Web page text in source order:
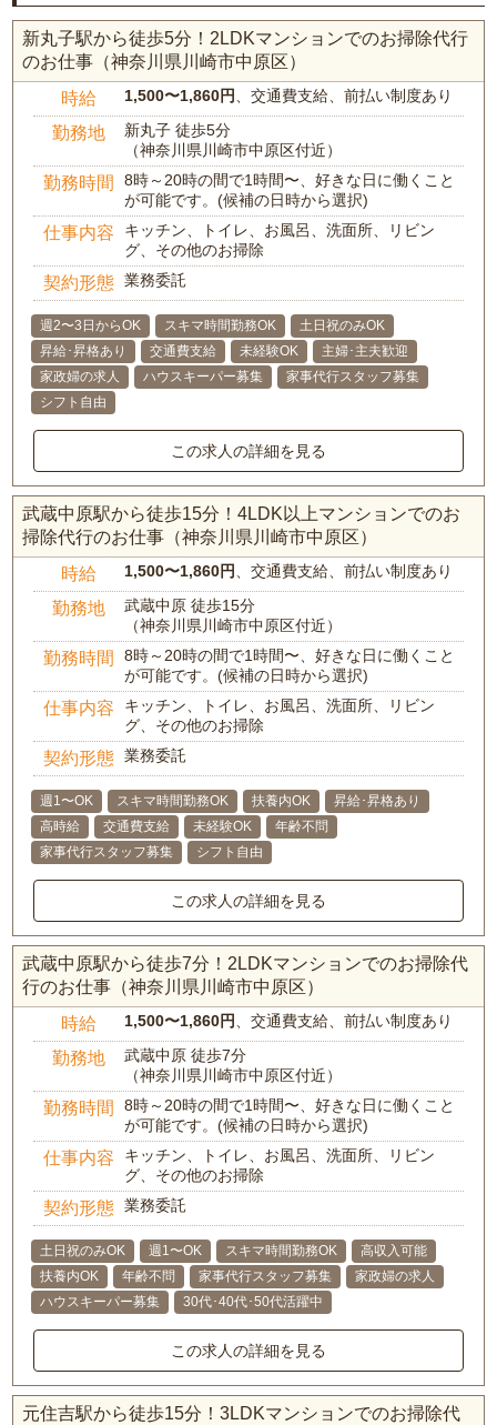
新丸子駅から徒歩5分！2LDKマンションでのお掃除代行
のお仕事（神奈川県川崎市中原区）
時給 1,500〜1,860円 、交通費支給、前払い制度あり
勤務地
新丸子 徒歩5分
（神奈川県川崎市中原区付近）
勤務時間
8時～20時の間で1時間〜、好きな日に働くこと
が可能です。(候補の日時から選択)
仕事内容
キッチン、トイレ、お風呂、洗面所、リビン
グ、その他のお掃除
契約形態 業務委託
週2〜3日からOK スキマ時間勤務OK
土日祝のみOK
昇給･昇格あり
交通費支給 未経験OK
主婦･主夫歓迎
家政婦の求人
ハウスキーパー募集
家事代行スタッフ募集
シフト自由
この求人の詳細を見る
武蔵中原駅から徒歩15分！4LDK以上マンションでのお
掃除代行のお仕事（神奈川県川崎市中原区）
時給 1,500〜1,860円 、交通費支給、前払い制度あり
勤務地
武蔵中原 徒歩15分
（神奈川県川崎市中原区付近）
勤務時間
8時～20時の間で1時間〜、好きな日に働くこと
が可能です。(候補の日時から選択)
仕事内容
キッチン、トイレ、お風呂、洗面所、リビン
グ、その他のお掃除
契約形態 業務委託
週1〜OK スキマ時間勤務OK 扶養内OK
昇給･昇格あり
高時給
交通費支給 未経験OK
年齢不問
家事代行スタッフ募集
シフト自由
この求人の詳細を見る
武蔵中原駅から徒歩7分！2LDKマンションでのお掃除代
行のお仕事（神奈川県川崎市中原区）
時給 1,500〜1,860円 、交通費支給、前払い制度あり
勤務地
武蔵中原 徒歩7分
（神奈川県川崎市中原区付近）
勤務時間
8時～20時の間で1時間〜、好きな日に働くこと
が可能です。(候補の日時から選択)
仕事内容
キッチン、トイレ、お風呂、洗面所、リビン
グ、その他のお掃除
契約形態 業務委託
土日祝のみOK 週1〜OK スキマ時間勤務OK
高収入可能
扶養内OK
年齢不問 家事代行スタッフ募集
家政婦の求人
ハウスキーパー募集
30代･40代･50代活躍中
この求人の詳細を見る
元住吉駅から徒歩15分！3LDKマンションでのお掃除代